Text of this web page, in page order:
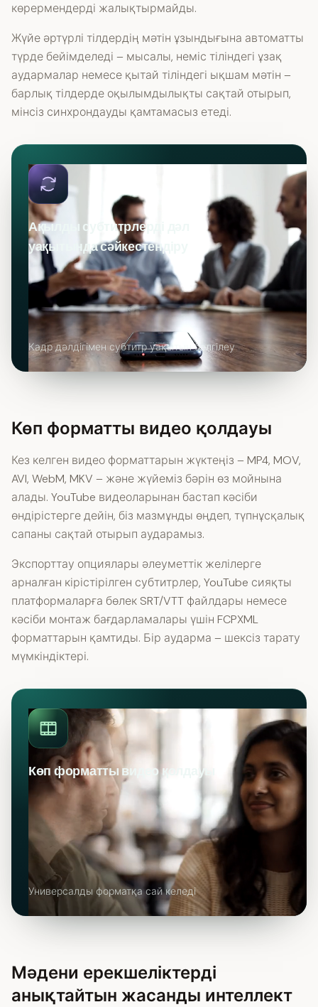
көрермендерді жалықтырмайды.
Жүйе әртүрлі тілдердің мәтін ұзындығына автоматты
түрде бейімделеді – мысалы, неміс тіліндегі ұзақ
аудармалар немесе қытай тіліндегі ықшам мәтін –
барлық тілдерде оқылымдылықты сақтай отырып,
мінсіз синхрондауды қамтамасыз етеді.
Ақылды субтитрлерді дәл
уақытында сәйкестендіру
Кадр дәлдігімен субтитр уақытын белгілеу
Көп форматты видео қолдауы
Кез келген видео форматтарын жүктеңіз – MP4, MOV,
AVI, WebM, MKV – және жүйеміз бәрін өз мойнына
алады. YouTube видеоларынан бастап кәсіби
өндірістерге дейін, біз мазмұнды өңдеп, түпнұсқалық
сапаны сақтай отырып аударамыз.
Экспорттау опциялары әлеуметтік желілерге
арналған кірістірілген субтитрлер, YouTube сияқты
платформаларға бөлек SRT/VTT файлдары немесе
кәсіби монтаж бағдарламалары үшін FCPXML
форматтарын қамтиды. Бір аударма – шексіз тарату
мүмкіндіктері.
Көп форматты видео қолдауы
Универсалды форматқа сай келеді
Мәдени ерекшеліктерді
анықтайтын жасанды интеллект